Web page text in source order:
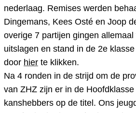
nederlaag. Remises werden
Dingemans, Kees Osté en Joop
overige 7 partijen gingen
uitslagen en stand in de 2e
door hier te klikken.
Na 4 ronden in de strijd om de
van ZHZ zijn er in de
kanshebbers op de titel. Ons